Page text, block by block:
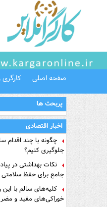
صفحه اصلی
پربحث ها
اخبار اقتصادی
چگونه با چند اقدام
جلوگیری کنیم؟
نکات بهداشتی در
جامع برای حفظ سلامتی
کلیه‌های سالم با
خوراکی‌های مفید و مضر